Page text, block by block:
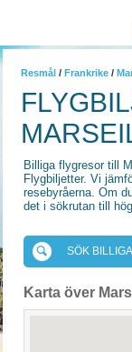
Resmål / Frankrike /
Billiga flygresor till
Flygbiljetter. Vi
resebyråerna. Om
det i sökrutan till
SÖK
Karta över